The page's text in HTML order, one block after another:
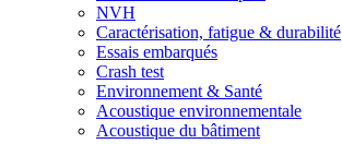
NVH
Caractérisation, fatigue & durabilité
Essais embarqués
Crash test
Environnement & Santé
Acoustique environnementale
Acoustique du bâtiment